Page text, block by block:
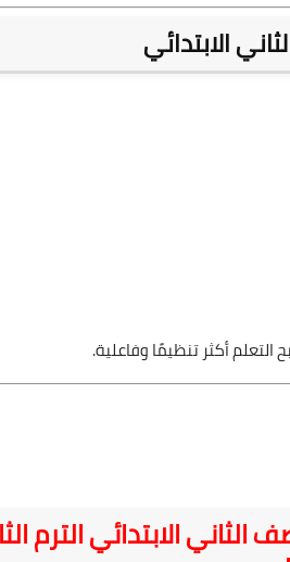
الابتدائي
التعلم أكثر تنظيمًا وفاعلية.